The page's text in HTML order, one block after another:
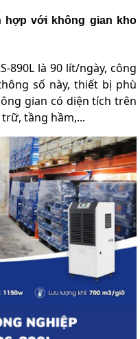
hợp với không gian kho
890L là 90 lít/ngày, công
số này, thiết bị phù
gian có diện tích trên
tầng hầm,...